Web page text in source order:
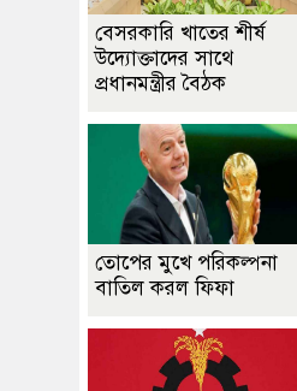
বেসরকারি খাতের শীর্ষ
উদ্যোক্তাদের সাথে
প্রধানমন্ত্রীর বৈঠক
তোপের মুখে পরিকল্পনা
বাতিল করল ফিফা